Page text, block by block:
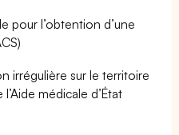
pour l’obtention d’une
irrégulière sur le territoire
médicale d’État